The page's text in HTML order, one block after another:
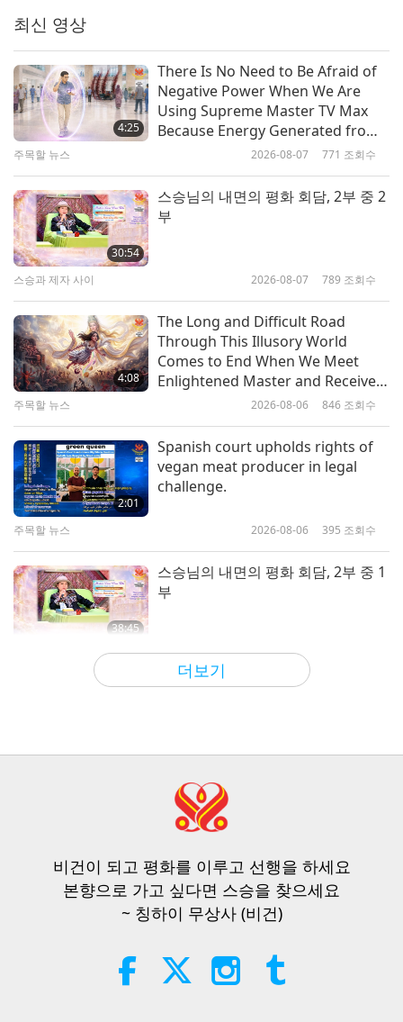
내면의 체험이나 외적인 축복을 받거나 양쪽 다 누리
기도 합니다; 이는 일부 사례일 뿐이며; 보통은 스승
님의 조언에 따라 비밀로 합니다. 증언을 더 보거나
다운로드 하려면 다음을 방문하세요.
SupremeMasterTV.com/to-heaven
8
4:17
로 부처님 땅에 오르고 관음 보살
님을 뵙다
쇼츠 2021-07-24 15406조회수
9
6:32
천국에 대한 증언들, 9부 —행복한
견공 천사들
쇼츠
10
6:22
천국에 대한 증언들, 10부 — 다른
행성들을 방문하다
쇼츠 2021-07-31 13443조회수
11
1:44
천국에 대한 증언들, 11부 — 스승
님께서 할아버지를 천국으로 데려
가 천상의 감로수와 천상의 열매
를 먹도록 하시다
쇼츠
3:32
천국에 대한 증언들, 12부 — 진
짜 결혼과 "성인의 거처"
쇼츠
천국에 대한 증언들, 13부 - 명상
중에 처음으로 빛과 소리에 관한
영적 체험들, 14부 — 예수께서 나
를 칭하이 무상사께 인도하시다
2022-07-19 11629조회수
1:20
천국에 대한 증언들, 15부 — 천국
더보기
최신 영상
4:25
There Is No Need to Be Afraid of
Negative Power When We Are
Using Supreme Master TV Max
Because Energy Generated from
It Is Far More Powerful than Any
주목할 뉴스 2026-08-07 771 조회수
30:54
스승님의 내면의 평화 회담, 2부 중 2
부
스승과 제자 사이 2026-08-07 789 조회수
4:08
The Long and Difficult Road
Through This Illusory World
Comes to End When We Meet
Enlightened Master and Receive
주목할 뉴스 2026-08-06 846 조회수
2:01
Spanish court upholds rights of
vegan meat producer in legal
challenge.
주목할 뉴스 2026-08-06 395 조회수
38:45
스승님의 내면의 평화 회담, 2부 중 1
부
2026-08-06
25:38
3:46
물질세계가 너무 버겁게 느껴질 때마
과 다시 연결하는 것은 훌륭한 방법
이다
2026-08-05
비건이 되고 평화를 이루고 선행을 하세요
본향으로 가고 싶다면 스승을 찾으세요
~ 칭하이 무상사 (비건)